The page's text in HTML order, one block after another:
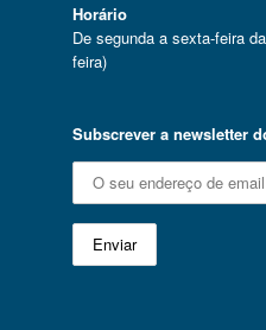
Horário
De segunda a sexta-feira
feira)
Subscrever a newsletter